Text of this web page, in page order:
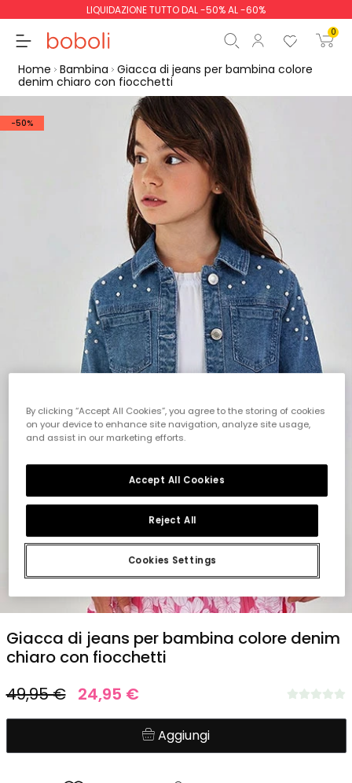
LIQUIDAZIONE TUTTO DAL -50% AL -60%
0
Inizio ordine
Home Bambina Giacca di jeans per bambina colore
denim chiaro con fiocchetti
-50%
Giacca di jeans per bambina colore denim
chiaro con fiocchetti
49,95 € 24,95 €
Aggiungi
By clicking “Accept All Cookies”, you agree to the storing of cookies
on your device to enhance site navigation, analyze site usage,
and assist in our marketing efforts.
Cookies Settings
Reject All
Accept All Cookies